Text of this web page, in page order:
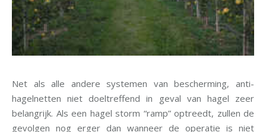
Net als alle andere systemen van bescherming, anti-
hagelnetten niet doeltreffend in geval van hagel zeer
belangrijk. Als een hagel storm “ramp” optreedt, zullen de
gevolgen nog erger dan wanneer de operatie is niet